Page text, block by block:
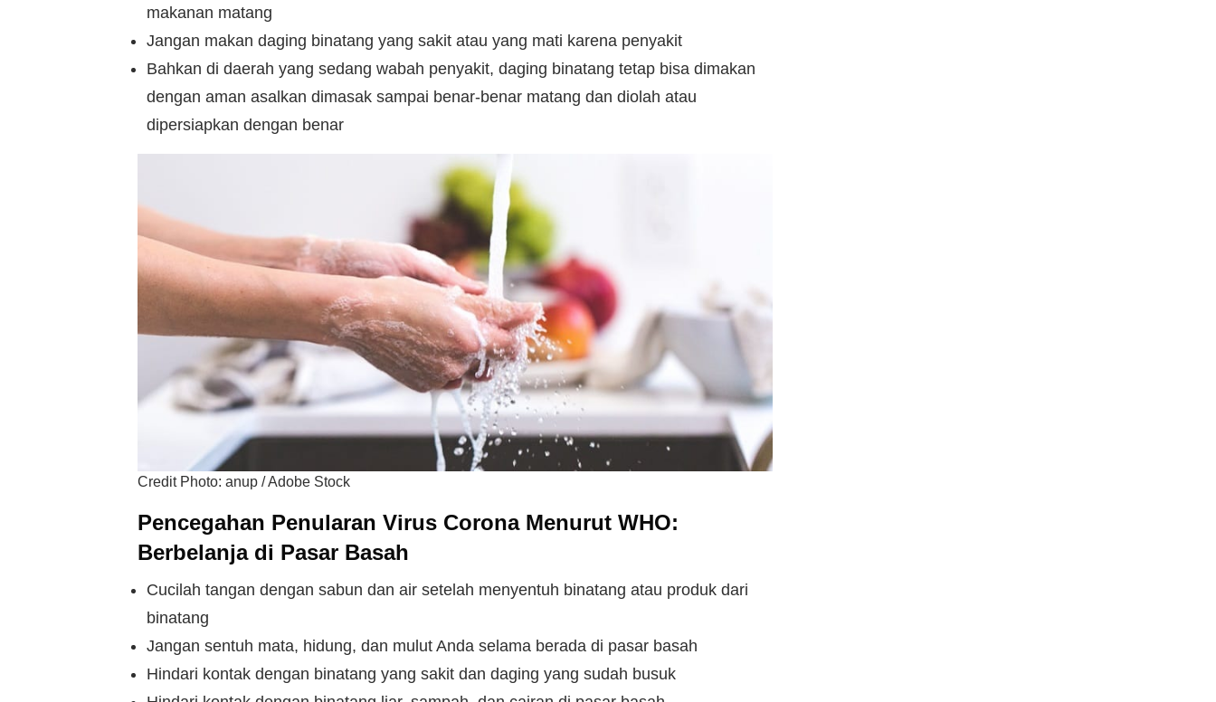
makanan matang
Jangan makan daging binatang yang sakit atau yang mati karena penyakit
Bahkan di daerah yang sedang wabah penyakit, daging binatang tetap bisa dimakan
dengan aman asalkan dimasak sampai benar-benar matang dan diolah atau
dipersiapkan dengan benar
Credit Photo: anup / Adobe Stock
Pencegahan Penularan Virus Corona Menurut WHO:
Berbelanja di Pasar Basah
Cucilah tangan dengan sabun dan air setelah menyentuh binatang atau produk dari
binatang
Jangan sentuh mata, hidung, dan mulut Anda selama berada di pasar basah
Hindari kontak dengan binatang yang sakit dan daging yang sudah busuk